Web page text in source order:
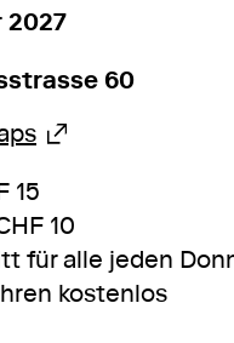
bis
2027
60
Externer Link,
15
10
für alle jeden
kostenlos